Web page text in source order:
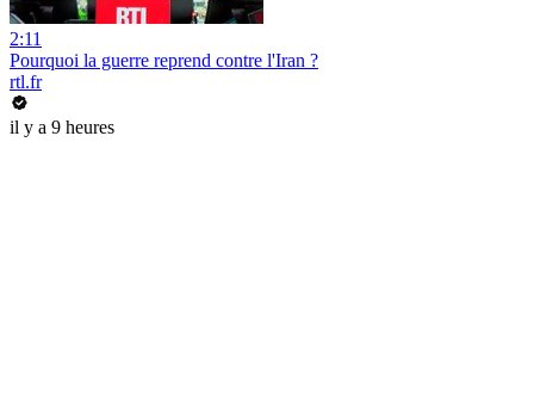
2:11
Pourquoi la guerre reprend contre l'Iran ?
rtl.fr
il y a 9 heures